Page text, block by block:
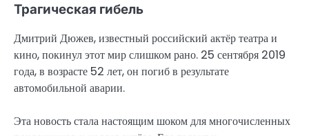
Трагическая гибель
Дмитрий Дюжев, известный российский актёр театра и
кино, покинул этот мир слишком рано. 25 сентября 2019
года, в возрасте 52 лет, он погиб в результате
автомобильной аварии.
Эта новость стала настоящим шоком для многочисленных